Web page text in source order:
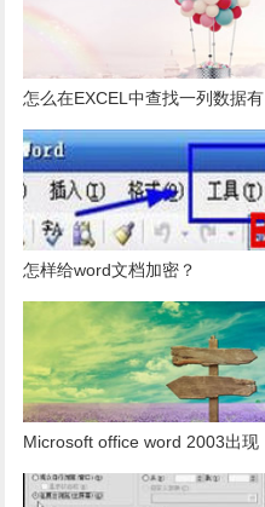
怎么在EXCEL中查找一列数据有
多少是重复的？
怎样给word文档加密？
Microsoft office word 2003出现
发送错误报告怎么办？